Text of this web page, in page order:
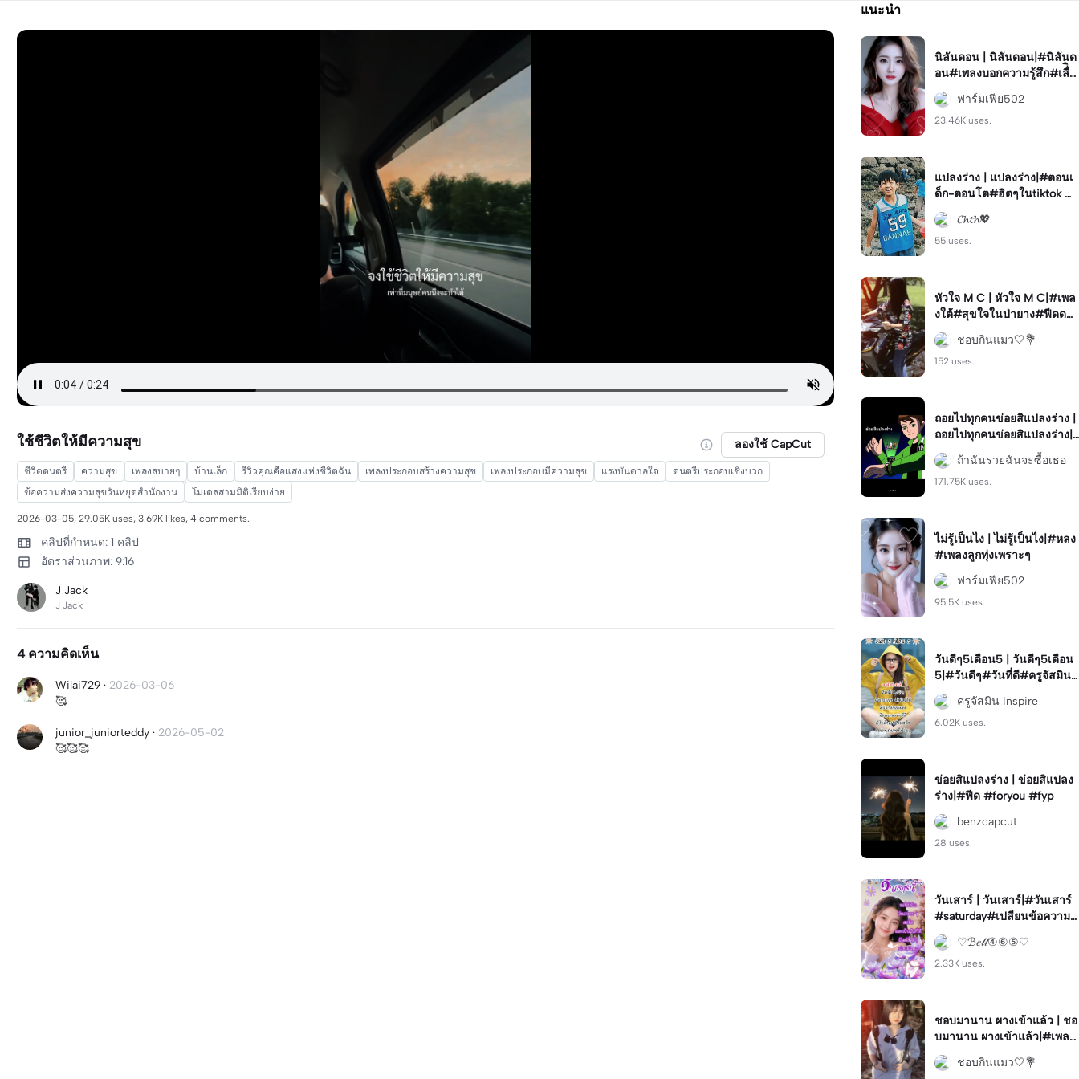
ใช้ชีวิตให้มีความสุข ลองใช้ CapCut
ชีวิตดนตรี ความสุข เพลงสบายๆ บ้านเล็ก รีวิวคุณคือแสงแห่งชีวิตฉัน เพลงประกอบสร้างความสุข เพลงประกอบมีความสุข แรงบันดาลใจ
ดนตรีประกอบเชิงบวก
ข้อความส่งความสุขวันหยุดสำนักงาน
โมเดลสามมิติเรียบง่าย
2026-03-05, 29.05K uses, 3.69K likes, 4 comments.
คลิปที่กำหนด: 1 คลิป
อัตราส่วนภาพ: 9:16
J Jack
J Jack
4 ความคิดเห็น
Wilai729 · 2026-03-06
🥰
junior_juniorteddy · 2026-05-02
🥰🥰🥰
แนะนำ
นิลันดอน | นิลันดอน|#นิลันด
อน#เพลงบอกความรู้สึก#เลื่ิอ
นรูป
ฟาร์มเฟีย502
23.46K uses.
แปลงร่าง | แปลงร่าง|#ตอนเ
ด็ก-ตอนโต#ฮิตๆในtiktok #
มาแรง#ฟีด
𝓒𝓱𝓽𝓱💖
55 uses.
หัวใจ M C | หัวใจ M C|#เพล
งใต้#สุขใจในป่ายาง#ฟีดด💐
💫#โทนสวย
ชอบกินแมว🤍💐
152 uses.
ถอยไปทุกคนข่อยสิแปลงร่าง |
ถอยไปทุกคนข่อยสิแปลงร่าง|
#capcut #viral #ฮิต #มาแร
ง #ฟีดถ้าฉันรวยฉันจะซื้อเธอ
171.75K uses.
ไม่รู้เป็นไง | ไม่รู้เป็นไง|#หลง
#เพลงลูกทุ่งเพราะๆ
ฟาร์มเฟีย502
95.5K uses.
วันดีๆ5เดือน5 | วันดีๆ5เดือน
5|#วันดีๆ#วันที่ดี#ครูจัสมิน
#วันดี
ครูจัสมิน Inspire
6.02K uses.
ข่อยสิแปลงร่าง | ข่อยสิแปลง
ร่าง|#ฟีด #foryou #fyp
benzcapcut
28 uses.
วันเสาร์ | วันเสาร์|#วันเสาร์
#saturday#เปลียนข้อความไ
ด้#สวัสดี#ทักทาย
♡ℬ𝑒𝓁𝓁④⑥⑤♡
2.33K uses.
ชอบมานาน ผางเข้าแล้ว | ชอ
บมานาน ผางเข้าแล้ว|#เพลง
น่ารัก#เพลงใต้#โทนสวย
ชอบกินแมว🤍💐